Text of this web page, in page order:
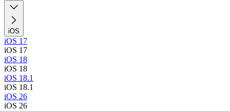
iOS
iOS 17
iOS 17
iOS 18
iOS 18
iOS 18.1
iOS 18.1
iOS 26
iOS 26